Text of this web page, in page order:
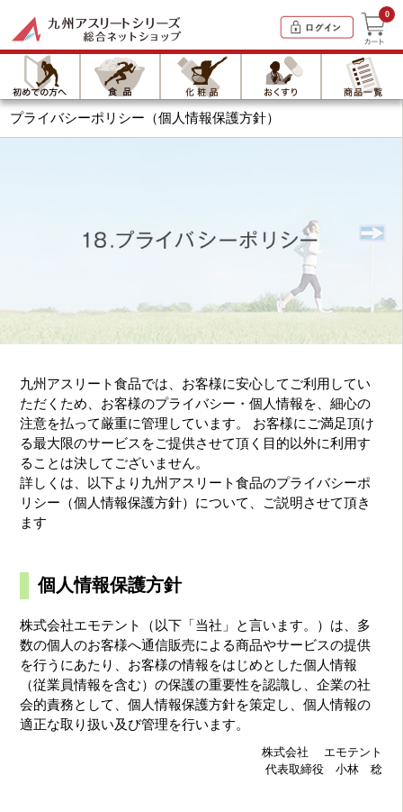
0
プライバシーポリシー（個人情報保護方針）
九州アスリート食品では、お客様に安心してご利用してい
ただくため、お客様のプライバシー・個人情報を、細心の
注意を払って厳重に管理しています。 お客様にご満足頂け
る最大限のサービスをご提供させて頂く目的以外に利用す
ることは決してございません。
詳しくは、以下より九州アスリート食品のプライバシーポ
リシー（個人情報保護方針）について、ご説明させて頂き
ます
個人情報保護方針
株式会社エモテント（以下「当社」と言います。）は、多
数の個人のお客様へ通信販売による商品やサービスの提供
を行うにあたり、お客様の情報をはじめとした個人情報
（従業員情報を含む）の保護の重要性を認識し、企業の社
会的責務として、個人情報保護方針を策定し、個人情報の
適正な取り扱い及び管理を行います。
株式会社 エモテント
代表取締役 小林 稔